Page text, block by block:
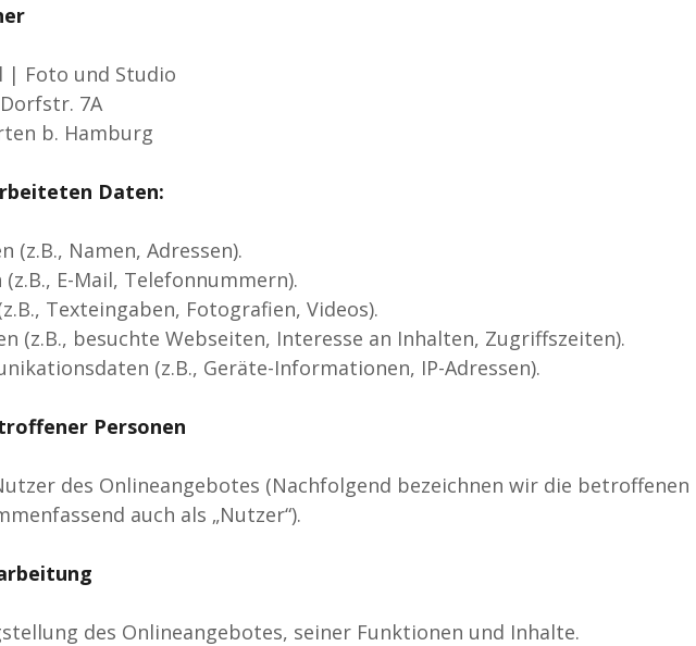
| Foto und Studio
7A
b. Hamburg
Daten:
(z.B., Namen, Adressen).
E-Mail, Telefonnummern).
Texteingaben, Fotografien, Videos).
(z.B., besuchte Webseiten, Interesse an Inhalten, Zugriffszeiten).
(z.B., Geräte-Informationen, IP-Adressen).
Personen
des Onlineangebotes (Nachfolgend bezeichnen wir die betroffenen
auch als „Nutzer“).
des Onlineangebotes, seiner Funktionen und Inhalte.